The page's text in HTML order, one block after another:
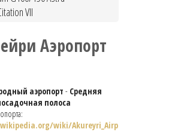
VII
Аэропорт
аэропорт - Средняя
полоса
wiki/Akureyri_Airp